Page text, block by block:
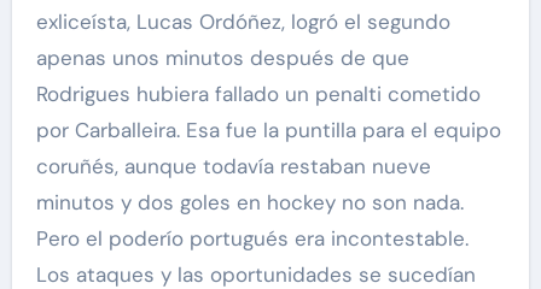
exliceísta, Lucas Ordóñez, logró el segundo
apenas unos minutos después de que
Rodrigues hubiera fallado un penalti cometido
por Carballeira. Esa fue la puntilla para el equipo
coruñés, aunque todavía restaban nueve
minutos y dos goles en hockey no son nada.
Pero el poderío portugués era incontestable.
Los ataques y las oportunidades se sucedían